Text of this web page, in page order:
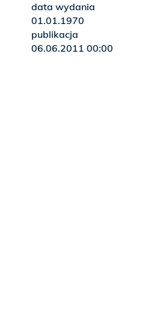
data wydania
01.01.1970
publikacja
06.06.2011 00:00